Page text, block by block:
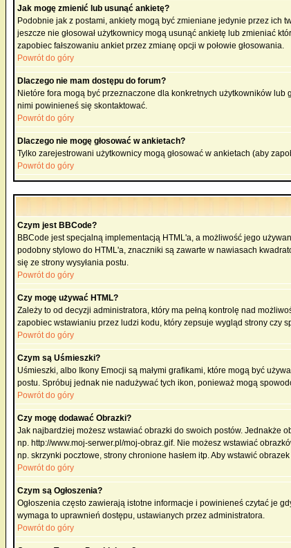
Jak mogę zmienić lub usunąć ankietę?
Podobnie jak z postami, ankiety mogą być zmieniane jedynie przez ich
jeszcze nie głosował użytkownicy mogą usunąć ankietę lub zmieniać
zapobiec fałszowaniu ankiet przez zmianę opcji w połowie głosowania.
Powrót do góry
Dlaczego nie mam dostępu do forum?
Nietóre fora mogą być przeznaczone dla konkretnych użytkowników
nimi powinieneś się skontaktować.
Powrót do góry
Dlaczego nie mogę głosować w ankietach?
Tylko zarejestrowani użytkownicy mogą głosować w ankietach (aby
Powrót do góry
Czym jest BBCode?
BBCode jest specjalną implementacją HTML'a, a możliwość jego
podobny stylowo do HTML'a, znaczniki są zawarte w nawiasach
się ze strony wysyłania postu.
Powrót do góry
Czy mogę używać HTML?
Zależy to od decyzji administratora, który ma pełną kontrolę nad
zapobiec wstawianiu przez ludzi kodu, który zepsuje wygląd strony czy
Powrót do góry
Czym są Uśmieszki?
Uśmieszki, albo Ikony Emocji są małymi grafikami, które mogą być
postu. Spróbuj jednak nie nadużywać tych ikon, ponieważ mogą
Powrót do góry
Czy mogę dodawać Obrazki?
Jak najbardziej możesz wstawiać obrazki do swoich postów. Jednakże
np. http://www.moj-serwer.pl/moj-obraz.gif. Nie możesz wstawiać
np. skrzynki pocztowe, strony chronione hasłem itp. Aby wstawić
Powrót do góry
Czym są Ogłoszenia?
Ogłoszenia często zawierają istotne informacje i powinieneś czytać je
wymaga to uprawnień dostępu, ustawianych przez administratora.
Powrót do góry